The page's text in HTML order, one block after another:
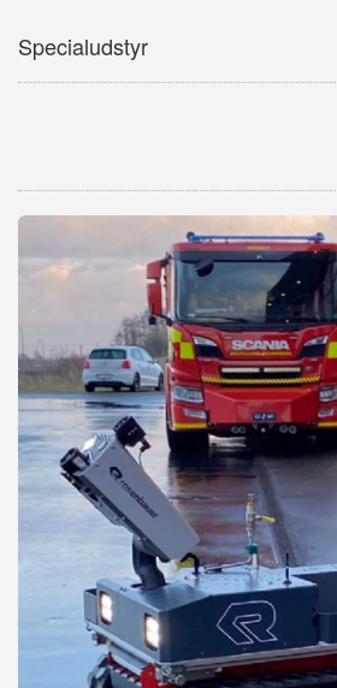
Specialudstyr